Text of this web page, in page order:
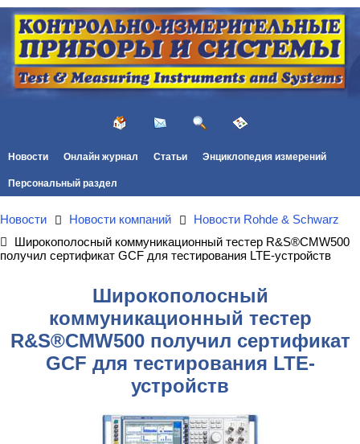
Новости Онлайн журнал Статьи Энциклопедия измерений
Персональный раздел
Новости Новости компаний
Новости Rohde & Schwarz
Широкополосный коммуникационный тестер R&S®CMW500
получил сертификат GCF для тестирования LTE-устройств
Широкополосный
коммуникационный тестер
R&S®CMW500 получил сертификат
GCF для тестирования LTE-
устройств